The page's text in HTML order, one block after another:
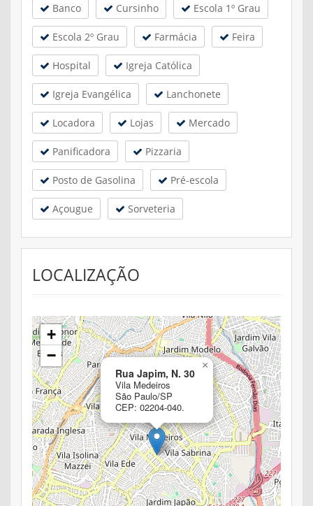
Banco Cursinho Escola 1º Grau
Escola 2º Grau Farmácia Feira
Hospital Igreja Católica
Igreja Evangélica Lanchonete
Locadora Lojas Mercado
Panificadora Pizzaria
Posto de Gasolina Pré-escola
Açougue Sorveteria
LOCALIZAÇÃO
Rua Japim, N. 30
Vila Medeiros
São Paulo/SP
CEP: 02204-040.
×
+
−